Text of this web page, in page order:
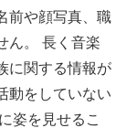
前や顔写真、職
ん。 長く音楽
に関する情報が
動をしていない
姿を見せるこ